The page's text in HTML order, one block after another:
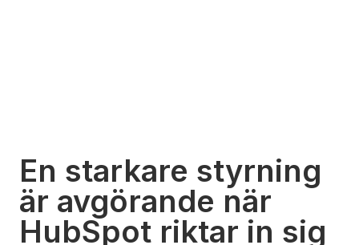
En starkare styrning
är avgörande när
HubSpot riktar in sig